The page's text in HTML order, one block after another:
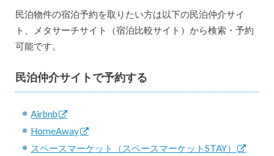
民泊物件の宿泊予約を取りたい方は以下の民泊仲介サイ
ト、メタサーチサイト（宿泊比較サイト）から検索・予約
可能です。
民泊仲介サイトで予約する
Airbnb
HomeAway
スペースマーケット（スペースマーケットSTAY）